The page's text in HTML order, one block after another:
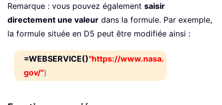
Remarque : vous pouvez également saisir
directement une valeur dans la formule. Par exemple,
la formule située en D5 peut être modifiée ainsi :
=WEBSERVICE()"https://www.nasa.
gov/")